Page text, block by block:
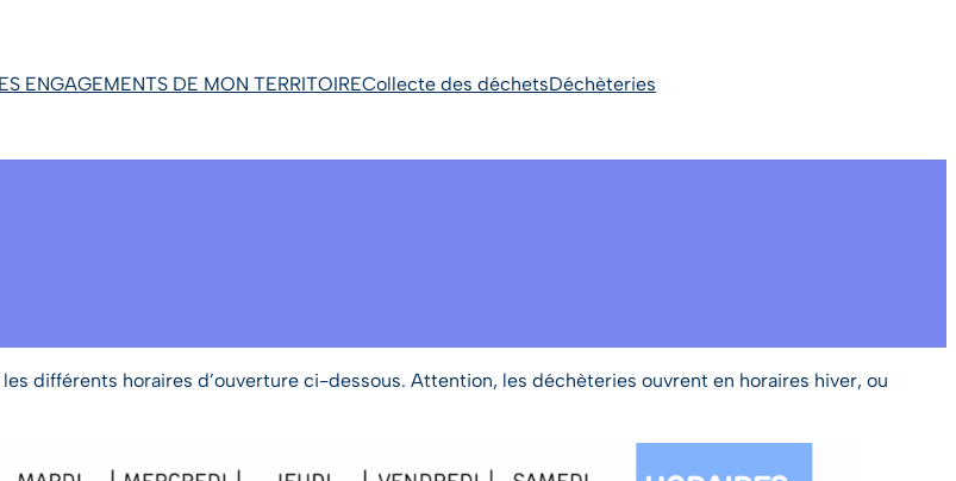
ENGAGEMENTS DE MON TERRITOIRECollecte des déchetsDéchèteries
différents horaires d’ouverture ci-dessous. Attention, les déchèteries ouvrent en horaires hiver, ou